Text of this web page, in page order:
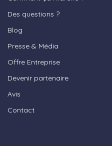
Des questions ?
Blog
Presse & Média
Offre Entreprise
Devenir partenaire
Avis
Contact